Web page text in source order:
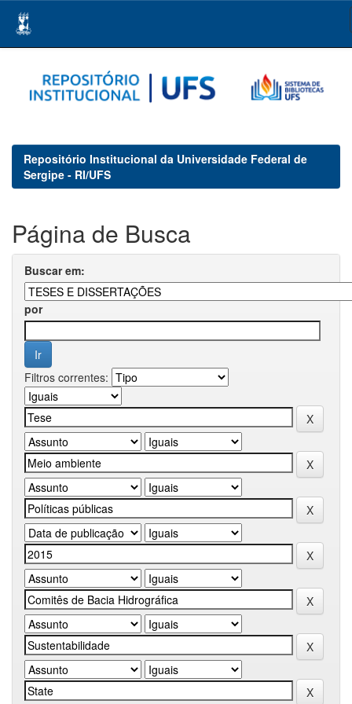
navigation
Repositório Institucional da Universidade Federal de
Sergipe - RI/UFS
Página de Busca
Buscar em:
por
Filtros correntes: